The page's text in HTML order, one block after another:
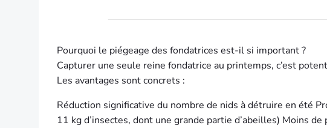
Pourquoi le piégeage des fondatrices est-il si important ?
Capturer une seule reine fondatrice au printemps, c’est
Les avantages sont concrets :
Réduction significative du nombre de nids à détruire en été
11 kg d’insectes, dont une grande partie d’abeilles) Moins